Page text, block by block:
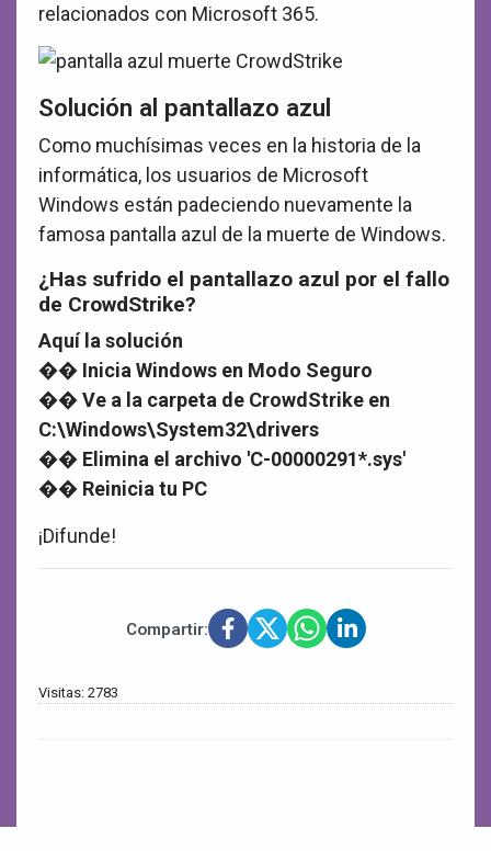
relacionados con Microsoft 365.
Solución al pantallazo azul
Como muchísimas veces en la historia de la
informática, los usuarios de Microsoft
Windows están padeciendo nuevamente la
famosa pantalla azul de la muerte de Windows.
¿Has sufrido el pantallazo azul por el fallo
de CrowdStrike?
Aquí la solución
�� Inicia Windows en Modo Seguro
�� Ve a la carpeta de CrowdStrike en
C:\Windows\System32\drivers
�� Elimina el archivo 'C-00000291*.sys'
�� Reinicia tu PC
¡Difunde!
Compartir:
Visitas: 2783